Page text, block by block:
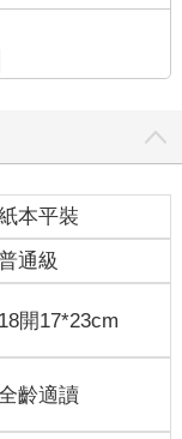
本平裝
通級
18開17*23cm
齡適讀